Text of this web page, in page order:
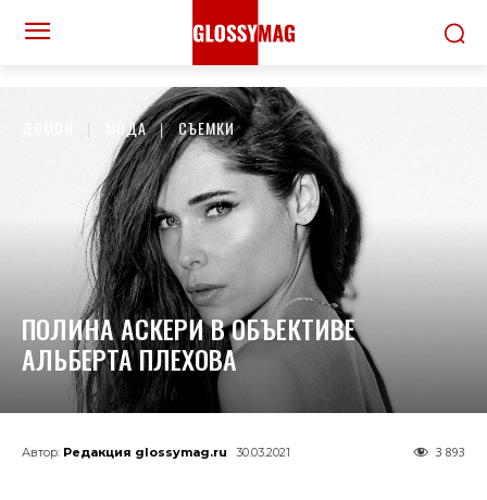
МОДА СЪЕМКИ
ПОЛИНА АСКЕРИ В ОБЪЕКТИВЕ
АЛЬБЕРТА ПЛЕХОВА
Автор: Редакция glossymag.ru 30.03.2021 3 893